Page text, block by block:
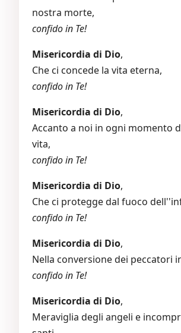
nostra morte,
confido in Te!
Misericordia di Dio,
Che ci concede la vita eterna,
confido in Te!
Misericordia di Dio,
Accanto a noi in ogni momento
vita,
confido in Te!
Misericordia di Dio,
Che ci protegge dal fuoco
confido in Te!
Misericordia di Dio,
Nella conversione dei peccatori
confido in Te!
Misericordia di Dio,
Meraviglia degli angeli e